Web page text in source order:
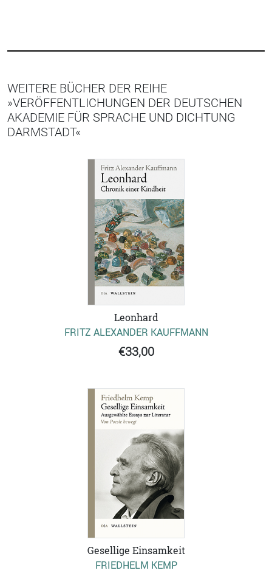
WEITERE BÜCHER DER REIHE
»VERÖFFENTLICHUNGEN DER DEUTSCHEN
AKADEMIE FÜR SPRACHE UND DICHTUNG
DARMSTADT«
Leonhard
FRITZ ALEXANDER KAUFFMANN
€33,00
Gesellige Einsamkeit
FRIEDHELM KEMP